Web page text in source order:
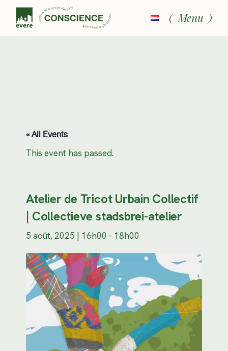
content
Menu
« All Events
This event has passed.
Atelier de Tricot Urbain Collectif
| Collectieve stadsbrei-atelier
5 août, 2025 | 16h00 - 18h00